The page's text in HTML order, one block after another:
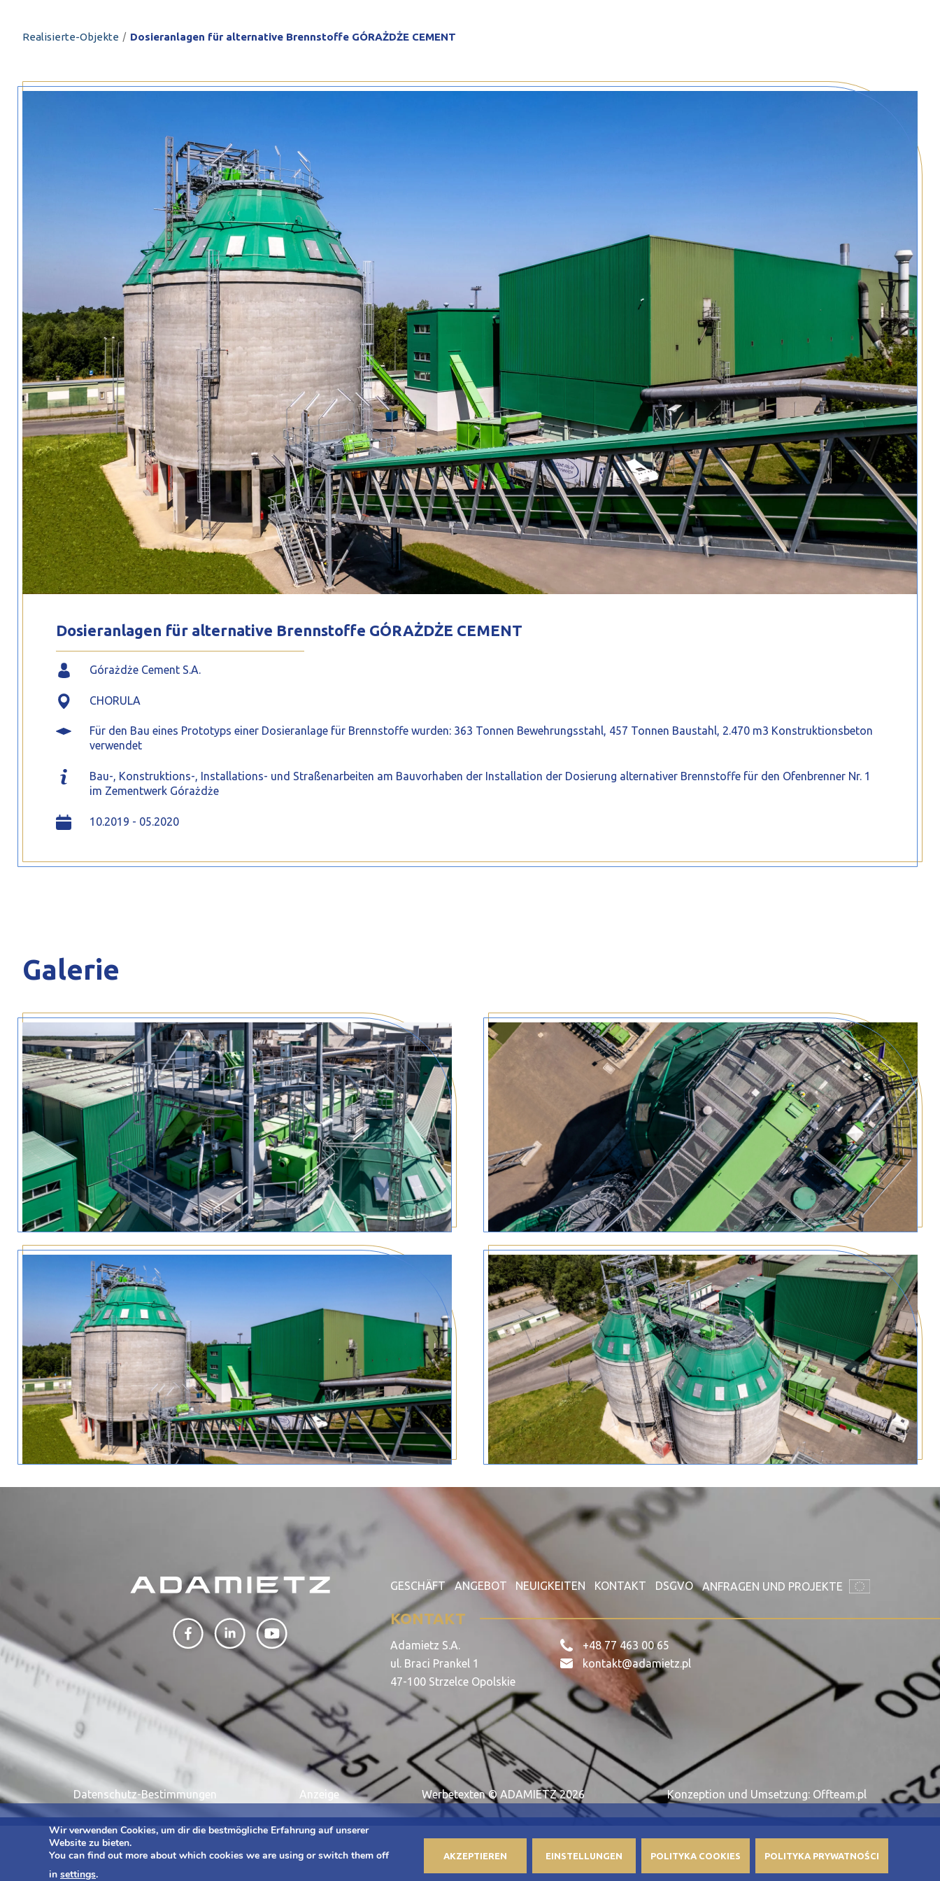
Realisierte-Objekte / Dosieranlagen für alternative Brennstoffe GÓRAŻDŻE CEMENT
Dosieranlagen für alternative Brennstoffe GÓRAŻDŻE CEMENT
Górażdże Cement S.A.
CHORULA
Für den Bau eines Prototyps einer Dosieranlage für Brennstoffe wurden: 363 Tonnen Bewehrungsstahl, 457 Tonnen Baustahl, 2.470 m3 Konstruktionsbeton
verwendet
Bau-, Konstruktions-, Installations- und Straßenarbeiten am Bauvorhaben der Installation der Dosierung alternativer Brennstoffe für den Ofenbrenner Nr. 1
im Zementwerk Górażdże
10.2019 - 05.2020
Galerie
GESCHÄFT ANGEBOT NEUIGKEITEN KONTAKT DSGVO ANFRAGEN UND PROJEKTE
KONTAKT
Adamietz S.A.
ul. Braci Prankel 1
47-100 Strzelce Opolskie
+48 77 463 00 65
kontakt@adamietz.pl
Datenschutz-Bestimmungen Anzeige Werbetexten © ADAMIETZ 2026 Konzeption und Umsetzung: Offteam.pl
Wir verwenden Cookies, um dir die bestmögliche Erfahrung auf unserer
Website zu bieten.
You can find out more about which cookies we are using or switch them off
in settings.
AKZEPTIEREN EINSTELLUNGEN POLITYKA PRYWATNOŚCI
POLITYKA COOKIES